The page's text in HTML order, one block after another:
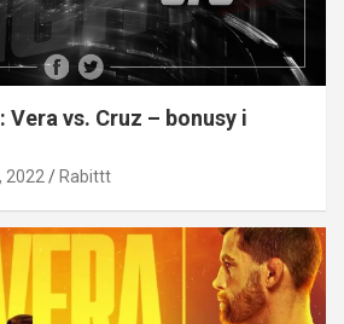
Vera vs. Cruz – bonusy i
2022 Rabittt